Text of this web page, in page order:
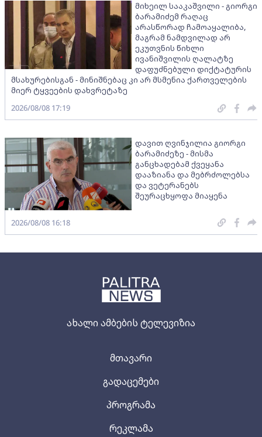
ახალი ამბების ტელევიზია
მთავარი
გადაცემები
პროგრამა
რეკლამა
მიხეილ სააკაშვილი - გიორგი
ბარამიძემ რაღაც
არასწორად ჩამოაყალიბა,
მაგრამ ნამდვილად არ
ეკუთვნის წიხლი
ივანიშვილის ღალატზე
დაფუძნებული დიქტატურის
მსახურებისგან - მინიშნებაც კი არ მსმენია ქართველების
მიერ ტყვეების დახვრეტაზე
2026/08/08 17:19
დავით ღვინჯილია გიორგი
ბარამიძეზე - მისმა
განცხადებამ ქვეყანა
დააზიანა და მებრძოლებსა
და ვეტერანებს
შეურაცხყოფა მიაყენა
2026/08/08 16:18